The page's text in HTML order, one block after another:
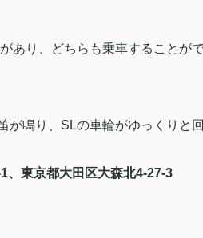
あり、どちらも乗車することが
が鳴り、 SLの車輪がゆっくりと
、東京都大田区大森北4-27-3